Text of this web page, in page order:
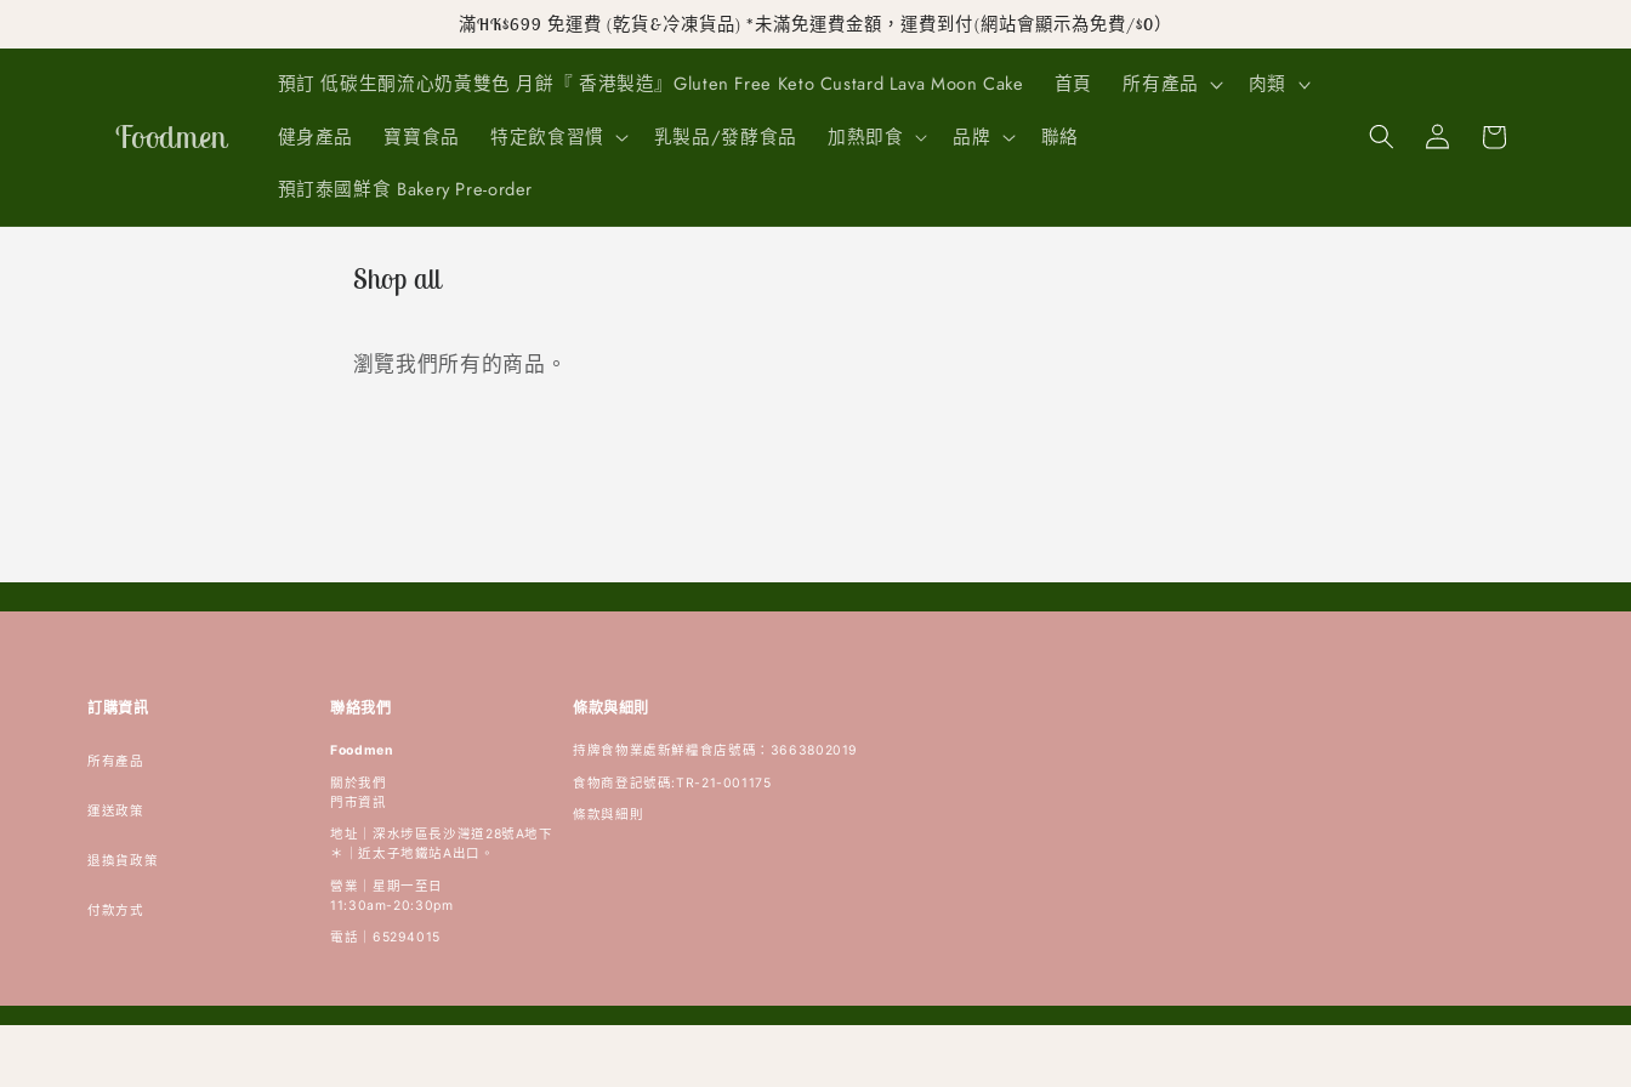
滿HK$699 免運費 (乾貨&冷凍貨品) *未滿免運費金額，運費到付(網站會顯示為免費/$0）
Foodmen
預訂 低碳生酮流心奶黃雙色 月餅『 香港製造』Gluten Free Keto Custard Lava Moon Cake 首頁 所有產品
肉類
健身產品
寶寶食品 特定飲食習慣 乳製品/發酵食品 加熱即食 品牌
聯絡
預訂泰國鮮食 Bakery Pre-order
登
入
物
Shop all
瀏覽我們所有的商品。
訂購資訊
所有產品
運送政策
退換貨政策
付款方式
聯絡我們
Foodmen
關於我們
門市資訊
地址｜深水埗區長沙灣道28號A地下
＊｜近太子地鐵站A出口。
營業｜星期一至日
11:30am-20:30pm
電話｜65294015
條款與細則
持牌食物業處新鮮糧食店號碼：3663802019
食物商登記號碼:TR-21-001175
條款與細則